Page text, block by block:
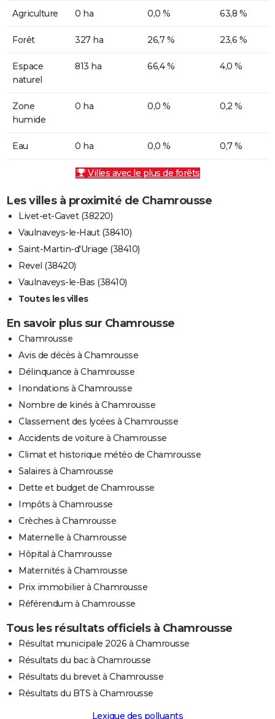
Agriculture 0 ha 0,0 % 63,8 %
Forêt 327 ha 26,7 % 23,6 %
Espace
naturel
813 ha 66,4 % 4,0 %
Zone
humide
0 ha 0,0 % 0,2 %
Eau 0 ha 0,0 % 0,7 %
Villes avec le plus de forêts
Les villes à proximité de Chamrousse
Livet-et-Gavet (38220)
Vaulnaveys-le-Haut (38410)
Saint-Martin-d'Uriage (38410)
Revel (38420)
Vaulnaveys-le-Bas (38410)
Toutes les villes
En savoir plus sur Chamrousse
Chamrousse
Avis de décès à Chamrousse
Délinquance à Chamrousse
Inondations à Chamrousse
Nombre de kinés à Chamrousse
Classement des lycées à Chamrousse
Accidents de voiture à Chamrousse
Climat et historique météo de Chamrousse
Salaires à Chamrousse
Dette et budget de Chamrousse
Impôts à Chamrousse
Crèches à Chamrousse
Maternelle à Chamrousse
Hôpital à Chamrousse
Maternités à Chamrousse
Prix immobilier à Chamrousse
Référendum à Chamrousse
Tous les résultats officiels à Chamrousse
Résultat municipale 2026 à Chamrousse
Résultats du bac à Chamrousse
Résultats du brevet à Chamrousse
Résultats du BTS à Chamrousse
Lexique des polluants